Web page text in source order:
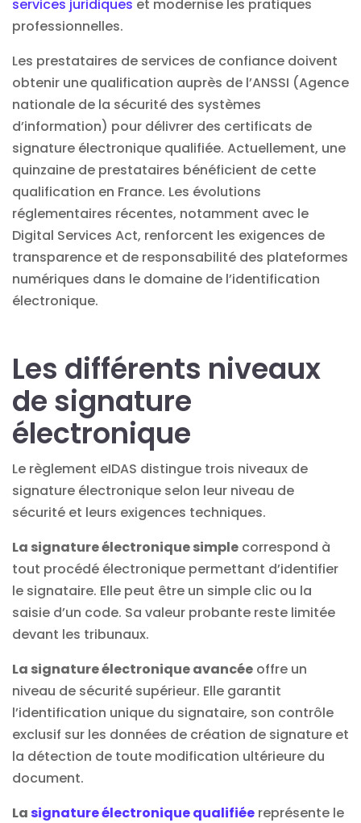
services juridiques et modernise les pratiques
professionnelles.
Les prestataires de services de confiance doivent
obtenir une qualification auprès de l’ANSSI (Agence
nationale de la sécurité des systèmes
d’information) pour délivrer des certificats de
signature électronique qualifiée. Actuellement, une
quinzaine de prestataires bénéficient de cette
qualification en France. Les évolutions
réglementaires récentes, notamment avec le
Digital Services Act, renforcent les exigences de
transparence et de responsabilité des plateformes
numériques dans le domaine de l’identification
électronique.
Les différents niveaux
de signature
électronique
Le règlement eIDAS distingue trois niveaux de
signature électronique selon leur niveau de
sécurité et leurs exigences techniques.
La signature électronique simple correspond à
tout procédé électronique permettant d’identifier
le signataire. Elle peut être un simple clic ou la
saisie d’un code. Sa valeur probante reste limitée
devant les tribunaux.
La signature électronique avancée offre un
niveau de sécurité supérieur. Elle garantit
l’identification unique du signataire, son contrôle
exclusif sur les données de création de signature et
la détection de toute modification ultérieure du
document.
Lasignature électronique qualifiée représente le